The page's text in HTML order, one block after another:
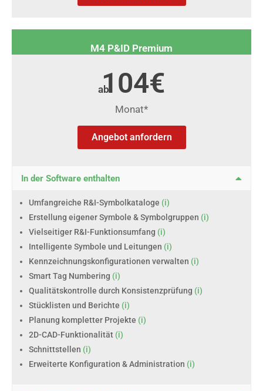
M4 P&ID Premium
ab
104€
Monat*
Angebot anfordern
In der Software enthalten
Umfangreiche R&I-Symbolkataloge (i)
Erstellung eigener Symbole & Symbolgruppen (i)
Vielseitiger R&I-Funktionsumfang (i)
Intelligente Symbole und Leitungen (i)
Kennzeichnungskonfigurationen verwalten (i)
Smart Tag Numbering (i)
Qualitätskontrolle durch Konsistenzprüfung (i)
Stücklisten und Berichte (i)
Planung kompletter Projekte (i)
2D-CAD-Funktionalität (i)
Schnittstellen (i)
Erweiterte Konfiguration & Administration (i)